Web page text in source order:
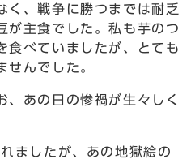
く、戦争に勝つまでは耐乏
が主食でした。私も芋のつ
食べていましたが、とても
せんでした。
、あの日の惨禍が生々しく
ましたが、あの地獄絵の